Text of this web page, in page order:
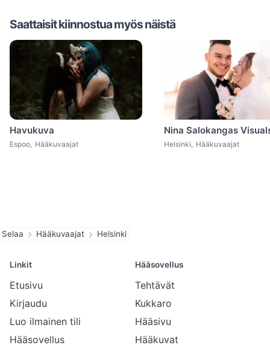
Saattaisit kiinnostua myös näistä
Havukuva
Espoo, Hääkuvaajat Helsinki, Hääkuvaajat
Selaa Hääkuvaajat Helsinki
Linkit
Etusivu
Kirjaudu
Luo ilmainen tili
Hääsovellus
Hääsovellus
Tehtävät
Kukkaro
Hääsivu
Hääkuvat